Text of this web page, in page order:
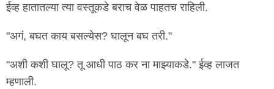
ईव्ह हातातल्या त्या वस्तूकडे बराच वेळ पाहतच राहिली.
"अगं, बघत काय बसल्येस? घालून बघ तरी."
"अशी कशी घालू? तू आधी पाठ कर ना माझ्याकडे." ईव्ह लाजत
म्हणाली.